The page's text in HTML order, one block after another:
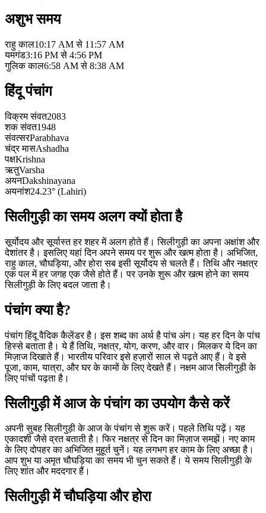
अशुभ समय
राहु काल10:17 AM से 11:57 AM
यमगंड3:16 PM से 4:56 PM
गुलिक काल6:58 AM से 8:38 AM
हिंदू पंचांग
विक्रम संवत2083
शक संवत1948
संवत्सरParabhava
चंद्र मासAshadha
पक्षKrishna
ऋतुVarsha
अयनDakshinayana
अयनांश24.23° (Lahiri)
सिलीगुड़ी का समय अलग क्यों होता है
सूर्योदय और सूर्यास्त हर शहर में अलग होते हैं। सिलीगुड़ी का अपना अक्षांश और
देशांतर है। इसलिए यहां दिन अपने समय पर शुरू और खत्म होता है। अभिजित,
राहु काल, चौघड़िया, और होरा सब इसी सूर्योदय से चलते हैं। तिथि और नक्षत्र
एक पल में हर जगह एक जैसे होते हैं। पर उनके शुरू और खत्म होने का समय
सिलीगुड़ी के लिए बदल जाता है।
पंचांग क्या है?
पंचांग हिंदू वैदिक कैलेंडर है। इस शब्द का अर्थ है पांच अंग। यह हर दिन के पांच
हिस्से बताता है। ये हैं तिथि, नक्षत्र, योग, करण, और वार। मिलकर ये दिन का
मिज़ाज दिखाते हैं। भारतीय परिवार इसे हज़ारों साल से पढ़ते आए हैं। वे इसे
पूजा, काम, यात्रा, और घर के कामों के लिए देखते हैं। नक्षम आज सिलीगुड़ी के
लिए पांचों पढ़ता है।
सिलीगुड़ी में आज के पंचांग का उपयोग कैसे करें
अपनी सुबह सिलीगुड़ी के आज के पंचांग से शुरू करें। पहले तिथि पढ़ें। यह
एकादशी जैसे व्रत बताती है। फिर नक्षत्र से दिन का मिज़ाज समझें। नए काम
के लिए दोपहर का अभिजित मुहूर्त चुनें। यह लगभग हर काम के लिए अच्छा है।
आप शुभ या अमृत चौघड़िया का समय भी चुन सकते हैं। ये समय सिलीगुड़ी के
लिए शांत और मददगार हैं।
सिलीगुड़ी में चौघड़िया और होरा